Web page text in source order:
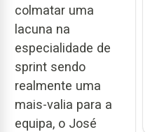
colmatar uma
lacuna na
especialidade de
sprint sendo
realmente uma
mais-valia para a
equipa, o José